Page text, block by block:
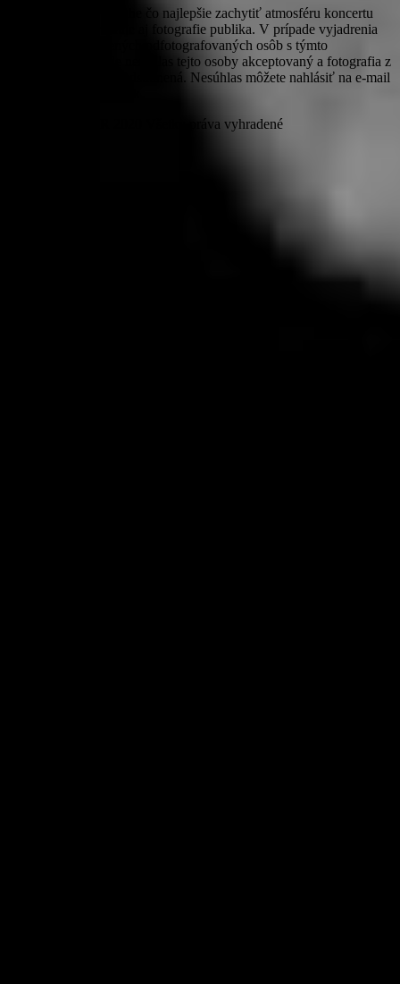
PROROCKER v snahe čo najlepšie zachytiť atmosféru koncertu
zhotovuje a uverejňuje aj fotografie publika. V prípade vyjadrenia
nesúhlasu zúčastnených odfotografovaných osôb s týmto
zverejňovaním bude nesúhlas tejto osoby akceptovaný a fotografia z
webového priestoru odstránená. Nesúhlas môžete nahlásiť na e-mail
© PROROCKER 2020 Všetky práva vyhradené